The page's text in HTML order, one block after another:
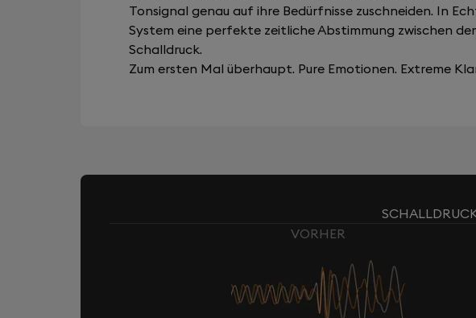
Tonsignal genau auf ihre Bedürfnisse zuschneiden. In
System eine perfekte zeitliche Abstimmung zwischen
Schalldruck.
Zum ersten Mal überhaupt. Pure Emotionen. Extreme
VORHER